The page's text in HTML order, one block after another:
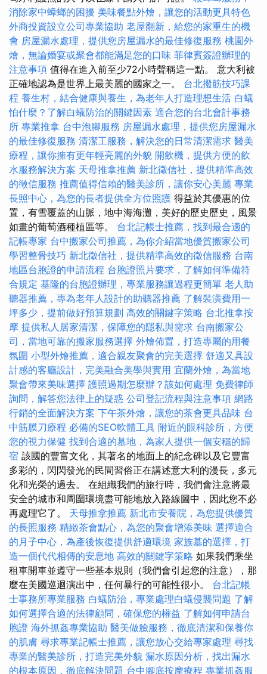
消除家中蟑螂的困擾 美味餐點外燴，讓您的活動更具特色
外商投資設立公司專業協助 老屋翻新，給您的家重生的機
會 房屋漏水處理，提供您房屋漏水的最佳修復服務 桃園外
燴，無論婚宴或聚會都能滿足您的口味 菲律賓簽證辦理的
注意事項 值得在進入前至少72小時聲稱這一點。 意大利被
正確地認為是世界上最美麗的國家之一。 台北撥筋技巧課
程 養生村，結合健康與養生，為老年人打造理想生活 白蟻
怕什麼？了解白蟻防治的關鍵因素 適合您的台北會計事務
所 專業推拿 台中泡腳服務 房屋漏水處理，提供您房屋漏水
的最佳修復服務 清潔工服務，解決您的日常清潔需求 醫美
療程，讓你擁有更年輕亮麗的外貌 開飲機，提供方便的飲
水服務解決方案 天母推拿推薦 新北徵信社，提供精準高效
的徵信服務 推薦值得信賴的醫美診所，讓你安心美麗 專業
長照中心，為您的長者提供全方位照護 得益於其優惠的位
置，有雪覆蓋的山脈，地中海海灘，美好的歷史歷史，風景
如畫的葡萄酒種植區等。 台北記帳士推薦，找到最合適的
記帳專家 台中搬家公司推薦，為你介紹當地優質搬家公司
學習整骨技巧 新北徵信社，提供精準高效的徵信服務 台南
地區台胞證的申請流程 台胞證照片要求，了解如何準備符
合規定 基隆的台胞證辦理，專業服務讓過程更簡單 老人助
聽器推薦，專為老年人設計的助聽器推薦 了解裝潢費用一
坪多少，提前做好預算規劃 高效的關鍵字策略 台北推拿按
摩 提供私人居家清潔，保障您的隱私與需求 台南搬家公
司，當地可靠的搬家服務選擇 外燴佈置，打造專屬的用餐
氛圍 小型外燴推薦，適合親友聚會的完美選擇 舒適又具設
計感的客廳設計，完美融合美學與實用 宜蘭外燴，為當地
聚會帶來美味選擇 護照過期怎麼辦？該如何處理 免費律師
詢問，解答您法律上的疑惑 公司登記流程與注意事項 網路
行銷的全面解決方案 下午茶外燴，讓您的茶會更具品味 台
中筋膜刀療程 必備的SEO軟體工具 附近的眼科診所，方便
您的視力保健 找到合適的墓地，為家人提供一個安穩的歸
宿 該國的豐富文化，其著名的地面上的紀念碑以及它豐富
多彩的，閃閃發光的民間習俗正在講述意大利的漫長，多元
化和光榮的過去。 在組織我們的旅行時，我們會注意將最
安全的城市和周圍環境盡可能地放入路線圖中，因此您不必
再處理它了。 天母推拿推薦 新北市安養院，為您提供優質
的長照服務 精緻茶會點心，為您的聚會增添美味 選擇適合
的月子中心，為產後恢復提供舒適環境 家族墓的選擇，打
造一個代代相傳的安息地 高效的關鍵字策略 如果我們乘坐
租車開車並遵守一些基本規則（我們會引起您的注意），那
麼在美國巡迴演出中，任何暴行的可能性很小。 台北記帳
士事務所專業服務 白蟻防治，專業處理白蟻侵襲問題 了解
如何選擇合適的法律顧問，確保您的權益 了解如何申請台
胞證 海外抓姦專業協助 醫美做臉服務，徹底清潔和保養你
的肌膚 尋求專業記帳士推薦，讓您放心交給專家處理 尋找
專業的醫美診所，打造完美外貌 漏水原因分析，找出漏水
的根本原因，徹底解決問題 台中腳底按摩療程 專業抓姦服